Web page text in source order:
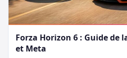
Forza Horizon 6 : Guide de
et Meta